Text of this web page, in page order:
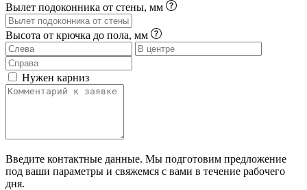
Вылет подоконника от стены, мм
Высота от крючка до пола, мм
Нужен карниз
Введите контактные данные. Мы подготовим предложение
под ваши параметры и свяжемся с вами в течение рабочего
дня.